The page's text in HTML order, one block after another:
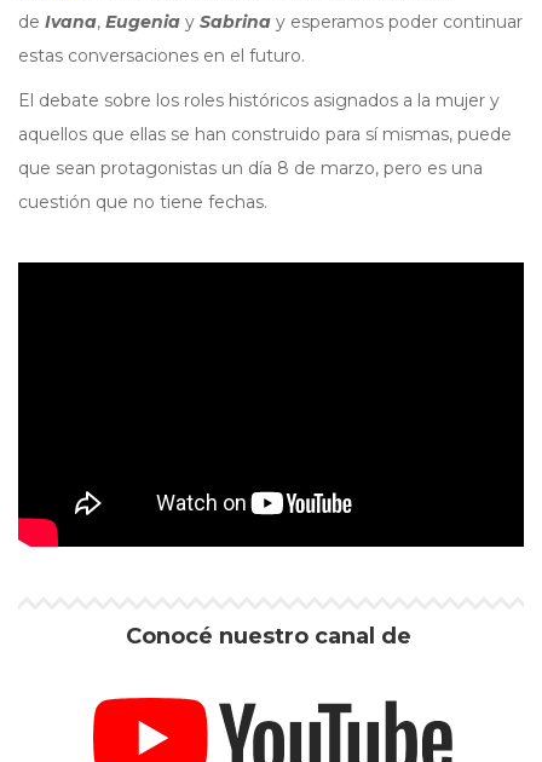
de Ivana, Eugenia y Sabrina y esperamos poder continuar
estas conversaciones en el futuro.
El debate sobre los roles históricos asignados a la mujer y
aquellos que ellas se han construido para sí mismas, puede
que sean protagonistas un día 8 de marzo, pero es una
cuestión que no tiene fechas.
Conocé nuestro canal de